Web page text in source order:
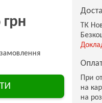
ТК
При
на
на